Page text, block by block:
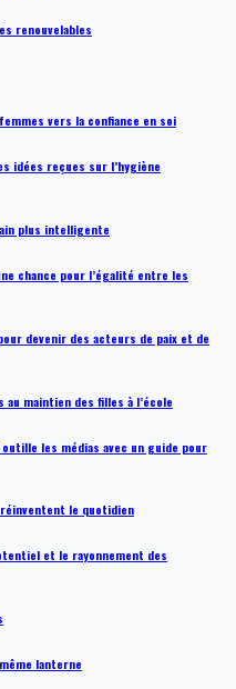
renouvelables
vers la confiance en soi
idées reçues sur l’hygiène
plus intelligente
chance pour l’égalité entre les
devenir des acteurs de paix et de
maintien des filles à l’école
les médias avec un guide pour
le quotidien
et le rayonnement des
lanterne